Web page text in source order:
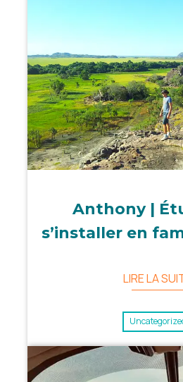
Anthony |
s’installer en
LIRE LA